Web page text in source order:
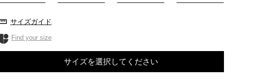
サイズガイド
Find your size
サイズを選択してください